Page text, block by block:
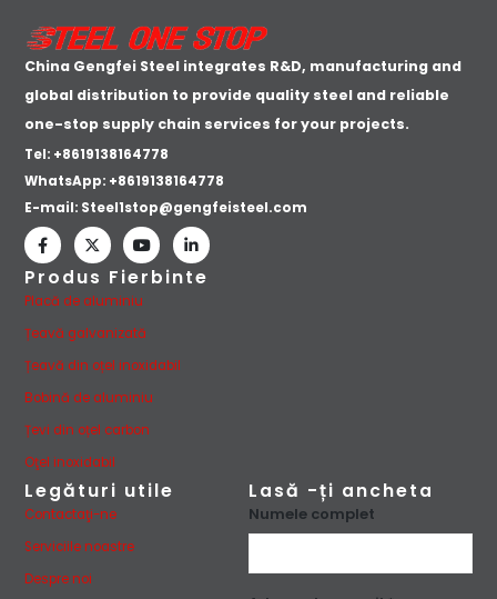
China Gengfei Steel integrates R&D, manufacturing and
global distribution to provide quality steel and reliable
one-stop supply chain services for your projects.
Tel: +8619138164778
WhatsApp: +8619138164778
E-mail: Steel1stop@gengfeisteel.com
Produs Fierbinte
Placă de aluminiu
Țeavă galvanizată
Țeavă din oțel inoxidabil
Bobină de aluminiu
Țevi din oțel carbon
Oţel inoxidabil
Legături utile
Contactaţi-ne
Serviciile noastre
Despre noi
Lasă -ți ancheta
Numele complet